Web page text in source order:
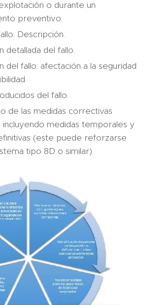
o durante un
preventivo.
Descripción.
detallada del fallo.
del fallo: afectación a la seguridad
del fallo.
de las medidas correctivas
incluyendo medidas temporales y
(este puede reforzarse
tipo 8D o similar).